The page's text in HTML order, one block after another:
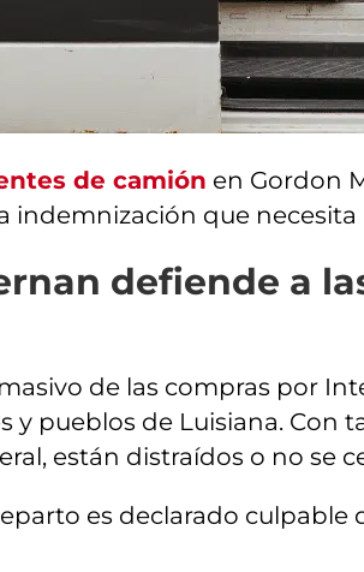
de camión en Gordon
indemnización que
defiende a
de las compras por
y pueblos de Luisiana.
están distraídos o no se
es declarado culpable